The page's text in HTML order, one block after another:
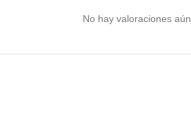
No hay valoraciones aún.